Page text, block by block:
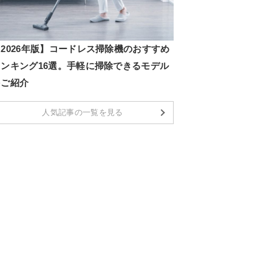
年版】コードレス掃除機のおすすめ
キング16選。手軽に掃除できるモデル
紹介
人気記事の一覧を見る